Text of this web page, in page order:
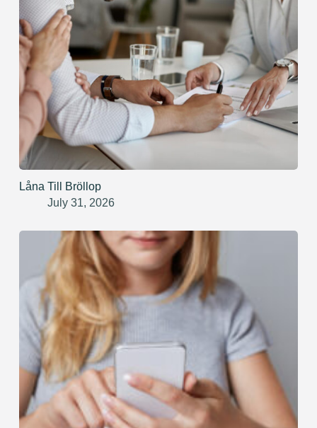
Låna Till Bröllop
July 31, 2026